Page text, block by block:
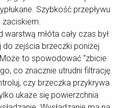
Szybkość przepływu
zaciskiem.
warstwą młóta cały czas był
do zejścia brzeczki poniżej
to spowodować “zbicie
co znacznie utrudni filtrację.
czy brzeczka przykrywa
ukaże się powierzchnia